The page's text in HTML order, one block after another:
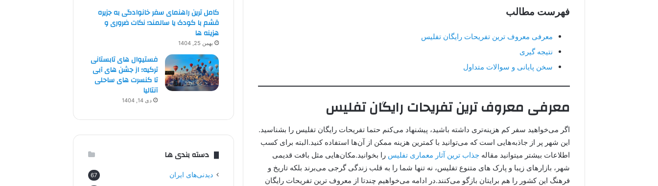
فهرست مطالب
معرفی معروف ترین تفریحات رایگان تفلیس
نتیجه گیری
سخن پایانی و سوالات متداول
معرفی معروف ترین تفریحات رایگان تفلیس
اگر می‌خواهید سفر کم هزینه‌تری داشته باشید، پیشنهاد می‌کنم حتما تفریحات رایگان تفلیس را بشناسید.
این شهر پر از جاذبه‌هایی‌ است که می‌توانید با کمترین هزینه ممکن از آن‌ها استفاده کنید.البته برای کسب
اطلاعات بیشتر میتوانید مقالهجذاب ترین آثار معماری تفلیس را بخوانید.مکان‌هایی مثل بافت قدیمی
شهر، بازارهای زیبا و پارک های متنوع تفلیس، نه تنها شما را به قلب زندگی گرجی می‌برند بلکه تاریخ و
فرهنگ این کشور را هم برایتان بازگو می‌کنند.در ادامه می‌خواهیم چندتا از معروف ترین تفریحات رایگان
کامل ترین راهنمای سفر خانوادگی به جزیره
قشم با کودک یا سالمند؛ نکات ضروری و
هزینه ها
بهمن 25, 1404
فستیوال های تابستانی
ترکیه؛ از جشن های آبی
تا کنسرت های ساحلی
آنتالیا
دی 14, 1404
دسته بندی ها
دیدنی‌های ایران 67